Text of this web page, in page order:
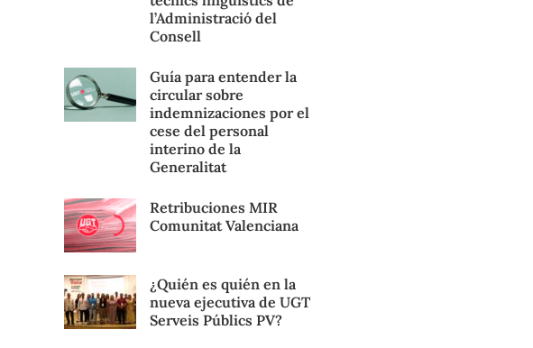
l’Administració del
Consell
Guía para entender la
circular sobre
indemnizaciones por el
cese del personal
interino de la
Generalitat
Retribuciones MIR
Comunitat Valenciana
¿Quién es quién en la
nueva ejecutiva de UGT
Serveis Públics PV?